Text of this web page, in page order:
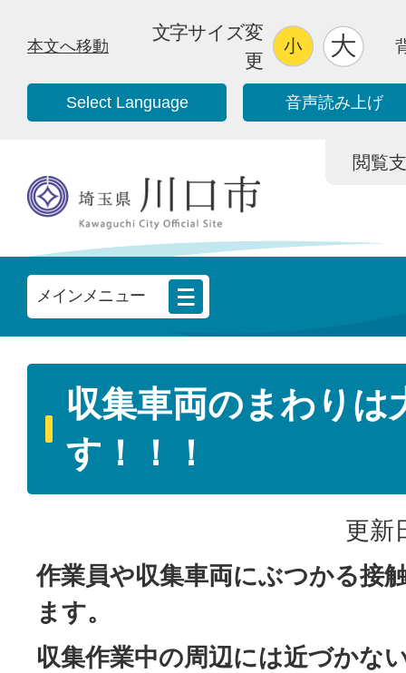
本文へ移動
文字サイズ変
更
Select Language 音声読み上げ
閲覧
メインメニュー
収集車両のまわりは
す！！！
更新
作業員や収集車両にぶつかる接
ます。
収集作業中の周辺には近づかな